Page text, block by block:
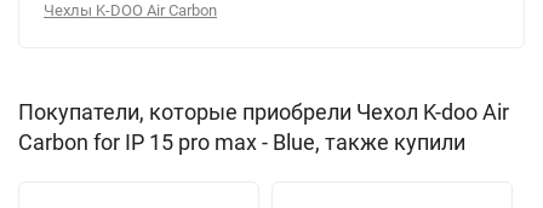
Чехлы K-DOO Air Carbon
Покупатели, которые приобрели Чехол K-doo Air
Carbon for IP 15 pro max - Blue, также купили